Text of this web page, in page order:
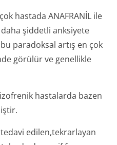
hastada ANAFRANİL ile
şiddetli anksiyete
paradoksal artış en çok
görülür ve genellikle
hastalarda bazen
edilen,tekrarlayan